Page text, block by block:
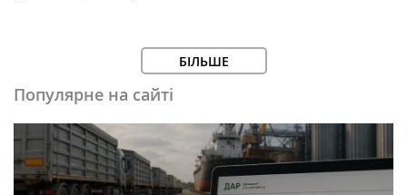
БІЛЬШЕ
Популярне на сайті